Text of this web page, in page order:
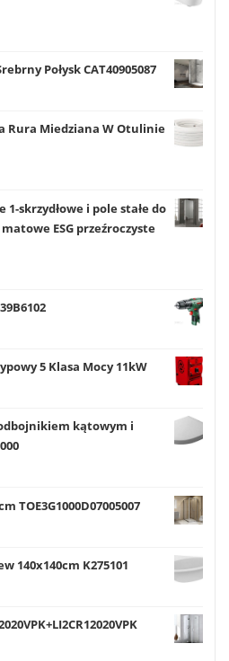
Połysk CAT40905087
Rura Miedziana W Otulinie
1-skrzydłowe i pole stałe do
ESG przeźroczyste
5 Klasa Mocy 11kW
kątowym i
TOE3G1000D07005007
140x140cm K275101